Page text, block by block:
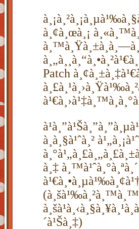
à¸¢à¸œà¸¡
Patch
à¸à¸§à¹ˆà¸²
à¸‡
´à¹Šà¸‡)